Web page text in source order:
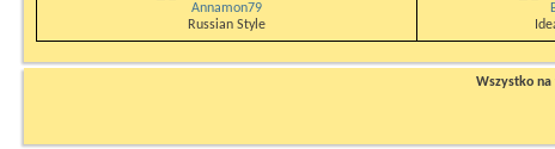
Annamon79
Russian Style
Wszystko na